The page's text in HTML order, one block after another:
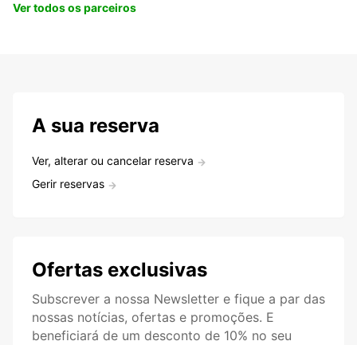
Ver todos os parceiros
A sua reserva
Ver, alterar ou cancelar reserva
Gerir reservas
Ofertas exclusivas
Subscrever a nossa Newsletter e fique a par das
nossas notícias, ofertas e promoções. E
beneficiará de um desconto de 10% no seu